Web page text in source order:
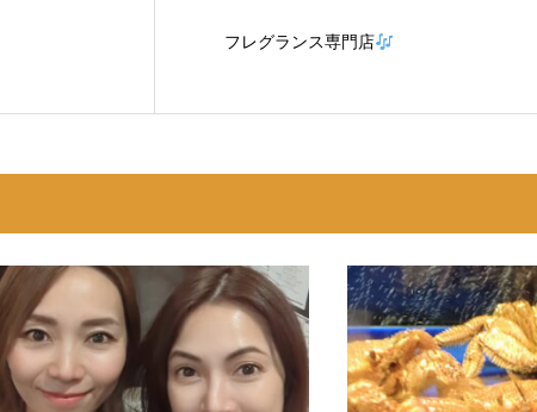
フレグランス専門店